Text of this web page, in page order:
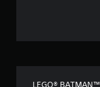
LEGO®